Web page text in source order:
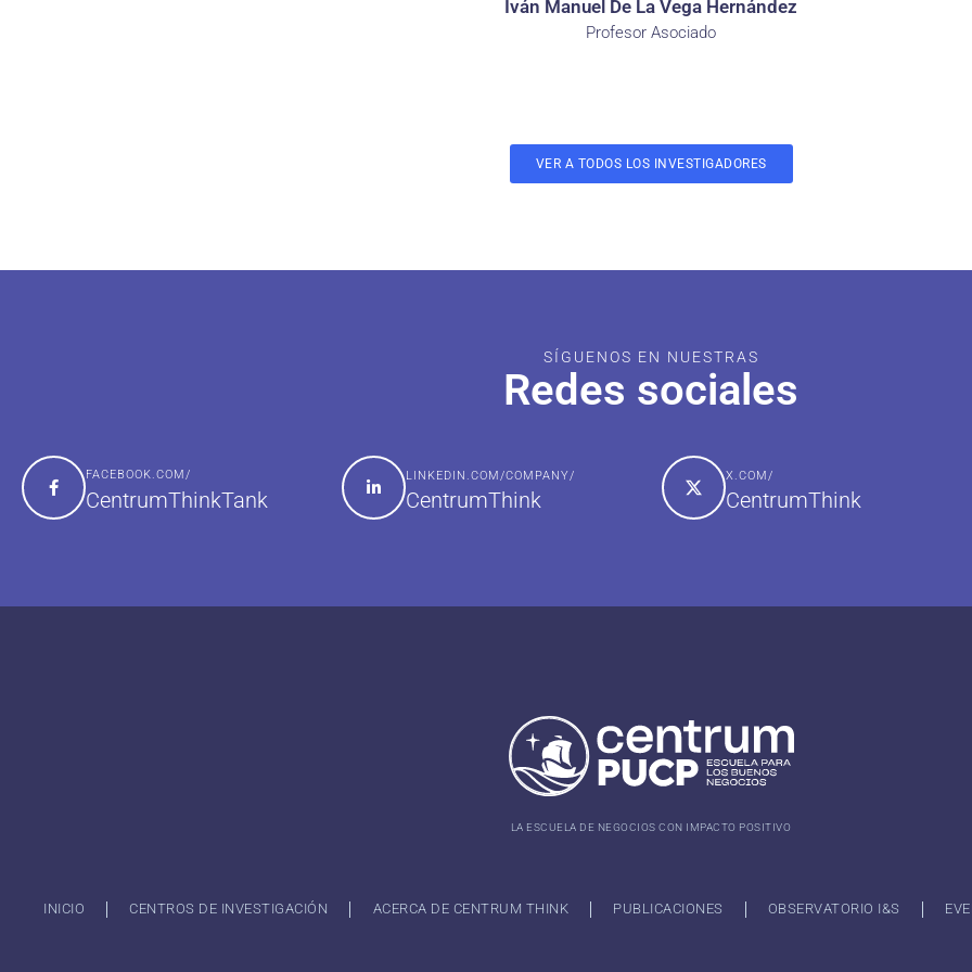
Iván Manuel De La Vega Hernández
Profesor Asociado
VER A TODOS LOS INVESTIGADORES
SÍGUENOS EN NUESTRAS
Redes sociales
FACEBOOK.COM/
CentrumThinkTank
LINKEDIN.COM/COMPANY/
CentrumThink
X.COM/
CentrumThink
LA ESCUELA DE NEGOCIOS CON IMPACTO POSITIVO
INICIO CENTROS DE INVESTIGACIÓN ACERCA DE CENTRUM THINK PUBLICACIONES OBSERVATORIO I&S